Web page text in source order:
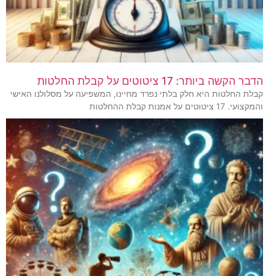
הדבר הקשה ביותר: 17 ציטוטים על קבלת החלטות
קבלת החלטות היא חלק בלתי נפרד מחיינו, המשפיעה על מסלולנו האישי
והמקצועי. 17 ציטוטים על אמנות קבלת ההחלטות